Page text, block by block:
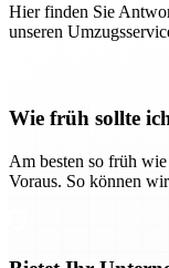
Hier finden Sie
unseren
Wie früh sollte
Am besten so früh
Voraus. So können